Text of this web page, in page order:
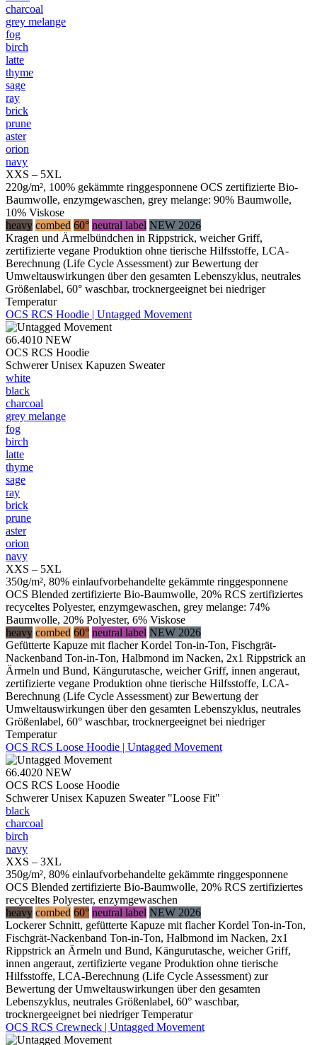
charcoal
grey melange
fog
birch
latte
thyme
sage
ray
brick
prune
aster
orion
navy
XXS – 5XL
220g/m², 100% gekämmte ringgesponnene OCS zertifizierte Bio-
Baumwolle, enzymgewaschen, grey melange: 90% Baumwolle,
10% Viskose
heavy combed 60° neutral label NEW 2026
Kragen und Ärmelbündchen in Rippstrick, weicher Griff,
zertifizierte vegane Produktion ohne tierische Hilfsstoffe, LCA-
Berechnung (Life Cycle Assessment) zur Bewertung der
Umweltauswirkungen über den gesamten Lebenszyklus, neutrales
Größenlabel, 60° waschbar, trocknergeeignet bei niedriger
Temperatur
OCS RCS Hoodie | Untagged Movement
66.4010 NEW
OCS RCS Hoodie
Schwerer Unisex Kapuzen Sweater
white
black
charcoal
grey melange
fog
birch
latte
thyme
sage
ray
brick
prune
aster
orion
navy
XXS – 5XL
350g/m², 80% einlaufvorbehandelte gekämmte ringgesponnene
OCS Blended zertifizierte Bio-Baumwolle, 20% RCS zertifiziertes
recyceltes Polyester, enzymgewaschen, grey melange: 74%
Baumwolle, 20% Polyester, 6% Viskose
heavy combed 60° neutral label NEW 2026
Gefütterte Kapuze mit flacher Kordel Ton-in-Ton, Fischgrät-
Nackenband Ton-in-Ton, Halbmond im Nacken, 2x1 Rippstrick an
Ärmeln und Bund, Kängurutasche, weicher Griff, innen angeraut,
zertifizierte vegane Produktion ohne tierische Hilfsstoffe, LCA-
Berechnung (Life Cycle Assessment) zur Bewertung der
Umweltauswirkungen über den gesamten Lebenszyklus, neutrales
Größenlabel, 60° waschbar, trocknergeeignet bei niedriger
Temperatur
OCS RCS Loose Hoodie | Untagged Movement
66.4020 NEW
OCS RCS Loose Hoodie
Schwerer Unisex Kapuzen Sweater "Loose Fit"
black
charcoal
birch
navy
XXS – 3XL
350g/m², 80% einlaufvorbehandelte gekämmte ringgesponnene
OCS Blended zertifizierte Bio-Baumwolle, 20% RCS zertifiziertes
recyceltes Polyester, enzymgewaschen
heavy combed 60° neutral label NEW 2026
Lockerer Schnitt, gefütterte Kapuze mit flacher Kordel Ton-in-Ton,
Fischgrät-Nackenband Ton-in-Ton, Halbmond im Nacken, 2x1
Rippstrick an Ärmeln und Bund, Kängurutasche, weicher Griff,
innen angeraut, zertifizierte vegane Produktion ohne tierische
Hilfsstoffe, LCA-Berechnung (Life Cycle Assessment) zur
Bewertung der Umweltauswirkungen über den gesamten
Lebenszyklus, neutrales Größenlabel, 60° waschbar,
trocknergeeignet bei niedriger Temperatur
OCS RCS Crewneck | Untagged Movement